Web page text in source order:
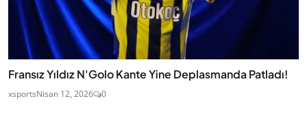
Fransız Yıldız N'Golo Kante Yine Deplasmanda Patladı!
xsportsNisan 12, 2026 0